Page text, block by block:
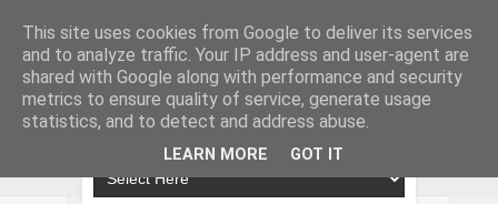
This site uses cookies from Google to deliver its services
and to analyze traffic. Your IP address and user-agent are
shared with Google along with performance and security
metrics to ensure quality of service, generate usage
statistics, and to detect and address abuse.
LEARN MORE GOT IT